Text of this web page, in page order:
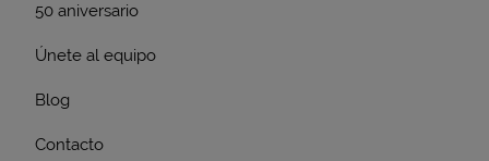
50 aniversario
Únete al equipo
Blog
Contacto